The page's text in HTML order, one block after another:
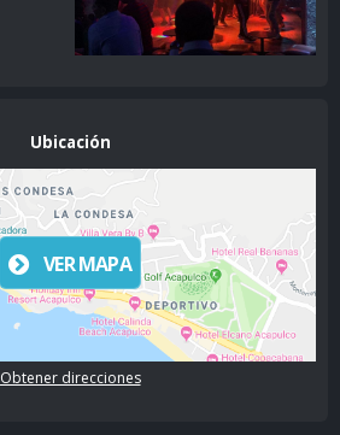
Ubicación
VER MAPA
Obtener direcciones